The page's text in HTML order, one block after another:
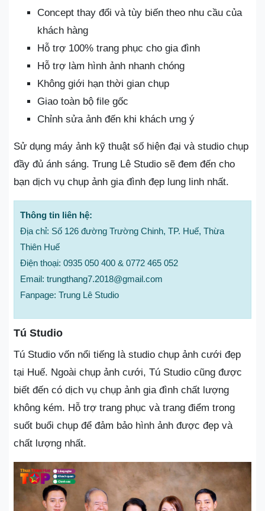
Concept thay đổi và tùy biến theo nhu cầu của
khách hàng
Hỗ trợ 100% trang phục cho gia đình
Hỗ trợ làm hình ảnh nhanh chóng
Không giới hạn thời gian chụp
Giao toàn bộ file gốc
Chỉnh sửa ảnh đến khi khách ưng ý
Sử dụng máy ảnh kỹ thuật số hiện đại và studio chụp
đầy đủ ánh sáng. Trung Lê Studio sẽ đem đến cho
bạn dịch vụ chụp ảnh gia đình đẹp lung linh nhất.
Thông tin liên hệ:
Địa chỉ: Số 126 đường Trường Chinh, TP. Huế, Thừa
Thiên Huế
Điện thoại: 0935 050 400 & 0772 465 052
Email: trungthang7.2018@gmail.com
Fanpage: Trung Lê Studio
Tú Studio
Tú Studio vốn nổi tiếng là studio chụp ảnh cưới đẹp
tại Huế. Ngoài chụp ảnh cưới, Tú Studio cũng được
biết đến có dịch vụ chụp ảnh gia đình chất lượng
không kém. Hỗ trợ trang phục và trang điểm trong
suốt buổi chụp để đảm bảo hình ảnh được đẹp và
chất lượng nhất.